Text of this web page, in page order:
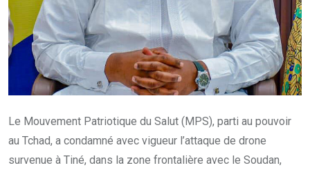
Le Mouvement Patriotique du Salut (MPS), parti au pouvoir
au Tchad, a condamné avec vigueur l’attaque de drone
survenue à Tiné, dans la zone frontalière avec le Soudan,